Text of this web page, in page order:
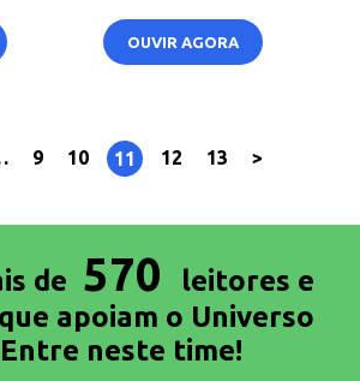
OUVIR AGORA
9 10 11 12 13 >
de 570
leitores e
apoiam o Universo
Entre neste time!